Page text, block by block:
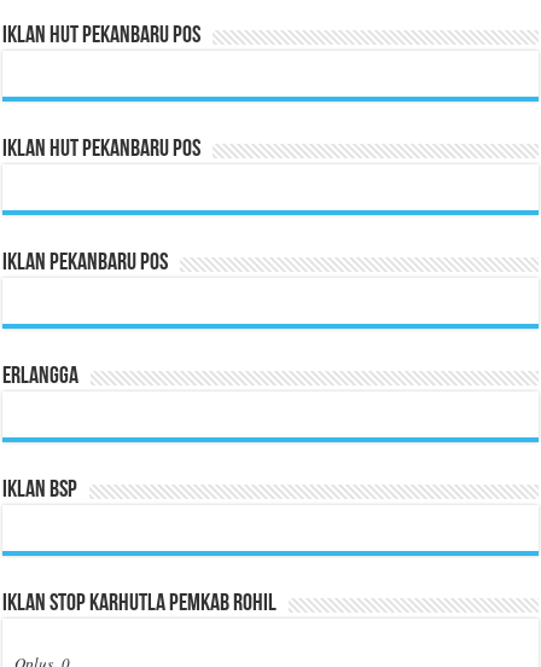
Iklan HUT Pekanbaru Pos
Iklan HUT Pekanbaru Pos
Iklan Pekanbaru Pos
Erlangga
Iklan BSP
Iklan Stop Karhutla Pemkab Rohil